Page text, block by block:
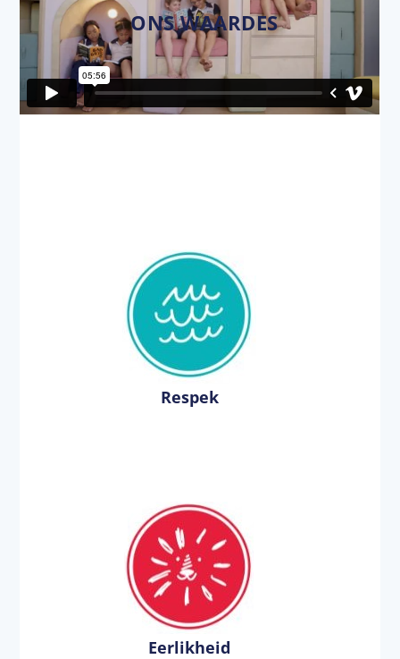
ONS WAARDES
Respek
Eerlikheid